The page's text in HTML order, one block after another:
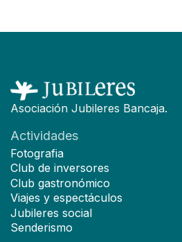
Asociación Jubileres Bancaja.
Actividades
Fotografia
Club de inversores
Club gastronómico
Viajes y espectáculos
Jubileres social
Senderismo